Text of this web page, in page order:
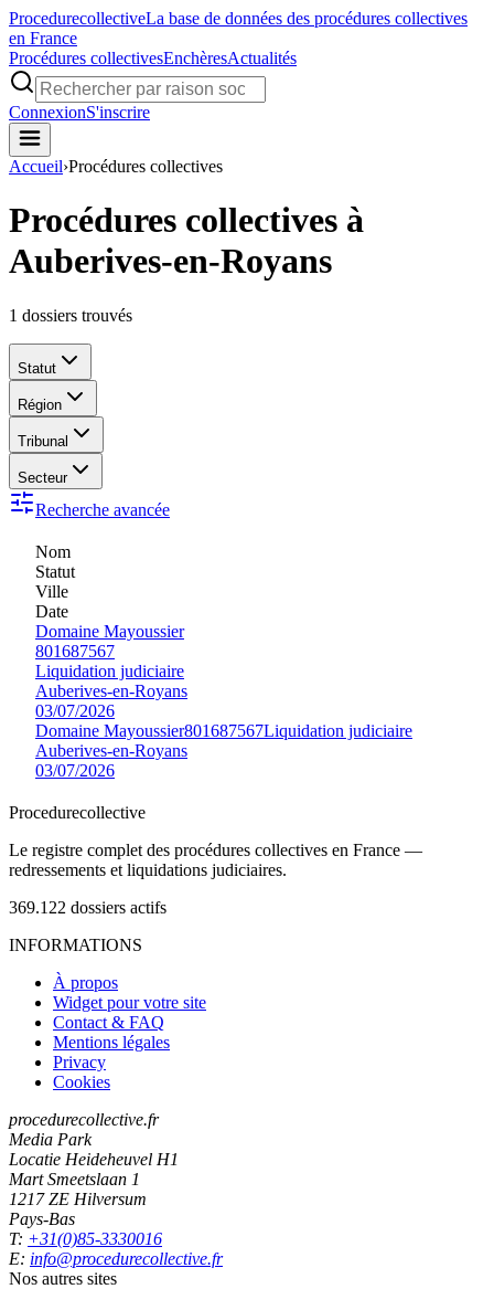
ProcedurecollectiveLa base de données des procédures collectives
en France
Procédures collectivesEnchèresActualités
ConnexionS'inscrire
Accueil›Procédures collectives
Procédures collectives à
Auberives-en-Royans
1 dossiers trouvés
Statut
Région
Tribunal
Secteur
Recherche avancée
Nom
Statut
Ville
Date
Domaine Mayoussier
801687567
Liquidation judiciaire
Auberives-en-Royans
03/07/2026
Domaine Mayoussier801687567Liquidation judiciaire
Auberives-en-Royans
03/07/2026
Procedurecollective
Le registre complet des procédures collectives en France —
redressements et liquidations judiciaires.
369.122 dossiers actifs
INFORMATIONS
À propos
Widget pour votre site
Contact & FAQ
Mentions légales
Privacy
Cookies
procedurecollective.fr
Media Park
Locatie Heideheuvel H1
Mart Smeetslaan 1
1217 ZE Hilversum
Pays-Bas
T: +31(0)85-3330016
E: info@procedurecollective.fr
Nos autres sites